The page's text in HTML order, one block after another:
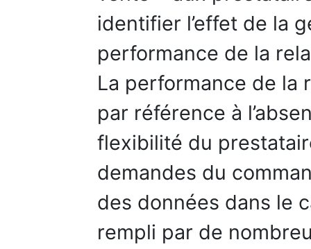
identifier l’effet de la
performance de la
La performance de la
par référence à
flexibilité du
demandes du
des données dans le
rempli par de